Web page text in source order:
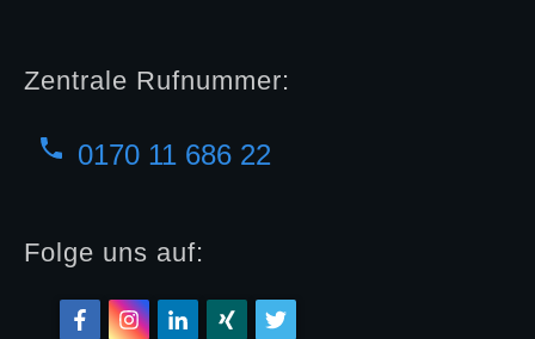
Zentrale Rufnummer:
0170 11 686 22
Folge uns auf: